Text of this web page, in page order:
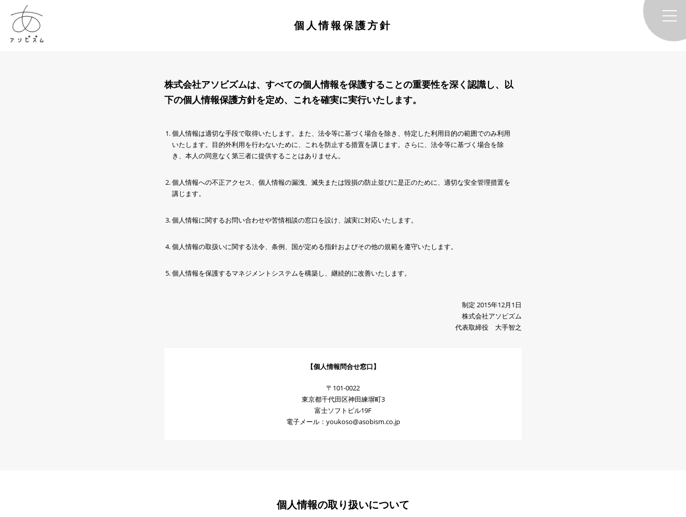
個人情報保護方針
株式会社アソビズムは、すべての個人情報を保護することの重要性を深く認識し、以
下の個人情報保護方針を定め、これを確実に実行いたします。
個人情報は適切な手段で取得いたします。また、法令等に基づく場合を除き、特定した利用目的の範囲でのみ利用
いたします。目的外利用を行わないために、これを防止する措置を講じます。さらに、法令等に基づく場合を除
き、本人の同意なく第三者に提供することはありません。
個人情報への不正アクセス、個人情報の漏洩、滅失または毀損の防止並びに是正のために、適切な安全管理措置を
講じます。
個人情報に関するお問い合わせや苦情相談の窓口を設け、誠実に対応いたします。
個人情報の取扱いに関する法令、条例、国が定める指針およびその他の規範を遵守いたします。
個人情報を保護するマネジメントシステムを構築し、継続的に改善いたします。
制定 2015年12月1日
株式会社アソビズム
代表取締役 大手智之
【個人情報問合せ窓口】
〒101-0022
東京都千代田区神田練塀町3
富士ソフトビル19F
電子メール： youkoso@asobism.co.jp
個人情報の取り扱いについて